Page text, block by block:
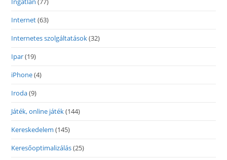
Internet(63)
Internetes szolgáltatások(32)
Ipar(19)
iPhone(4)
Iroda(9)
Játék, online játék(144)
Kereskedelem (145)
Keresőoptimalizálás(25)